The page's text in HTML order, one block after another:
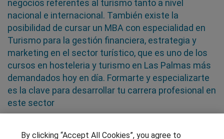
negocios referentes al turismo tanto a nivel
nacional e internacional. También existe la
posibilidad de cursar un MBA con especialidad en
Turismo para la gestión financiera, estrategia y
marketing en el sector turístico, que es uno de los
cursos en hosteleria y turismo en Las Palmas más
demandados hoy en día. Formarte y especializarte
es la clave para desarrollar tu carrera profesional en
este sector
SÍGUENOS EN LAS REDES
By clicking “Accept All Cookies”, you agree to